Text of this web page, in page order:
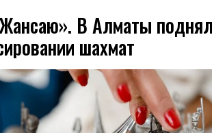
В Алматы
шахмат